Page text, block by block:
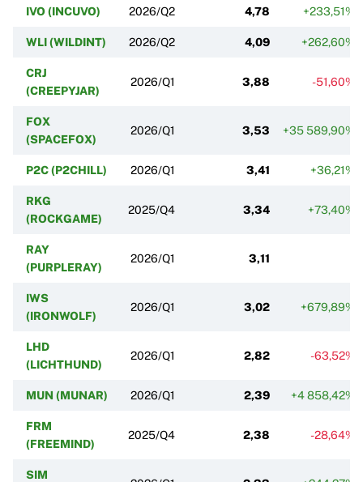
IVO (INCUVO) 2026/Q2 4,78 +233,51%
WLI (WILDINT) 2026/Q2 4,09 +262,60%
CRJ
(CREEPYJAR)
2026/Q1 3,88 -51,60%
FOX
(SPACEFOX)
2026/Q1 3,53 +35 589,90%
P2C (P2CHILL) 2026/Q1 3,41 +36,21%
RKG
(ROCKGAME)
2025/Q4 3,34 +73,40%
RAY
(PURPLERAY)
2026/Q1 3,11
IWS
(IRONWOLF)
2026/Q1 3,02 +679,89%
LHD
(LICHTHUND)
2026/Q1 2,82 -63,52%
MUN (MUNAR) 2026/Q1 2,39 +4 858,42%
FRM
(FREEMIND)
2025/Q4 2,38 -28,64%
SIM